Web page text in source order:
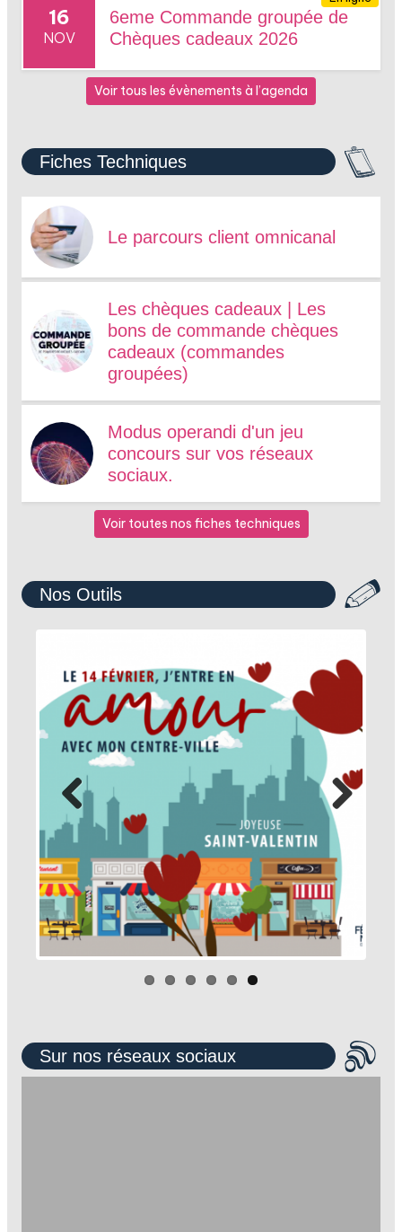
16
NOV
6eme Commande groupée de
Chèques cadeaux 2026
Voir tous les évènements à l’agenda
Fiches Techniques
Le parcours client omnicanal
Les chèques cadeaux | Les
bons de commande chèques
cadeaux (commandes
groupées)
Modus operandi d'un jeu
concours sur vos réseaux
sociaux.
Voir toutes nos fiches techniques
Nos Outils
Sur nos réseaux sociaux